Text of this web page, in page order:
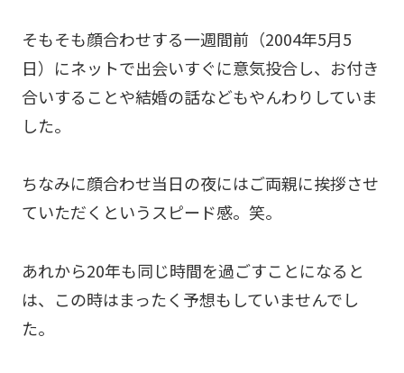
そもそも顔合わせする一週間前（2004年5月5
日）にネットで出会いすぐに意気投合し、お付き
合いすることや結婚の話などもやんわりしていま
した。
ちなみに顔合わせ当日の夜にはご両親に挨拶させ
ていただくというスピード感。笑。
あれから20年も同じ時間を過ごすことになると
は、この時はまったく予想もしていませんでし
た。